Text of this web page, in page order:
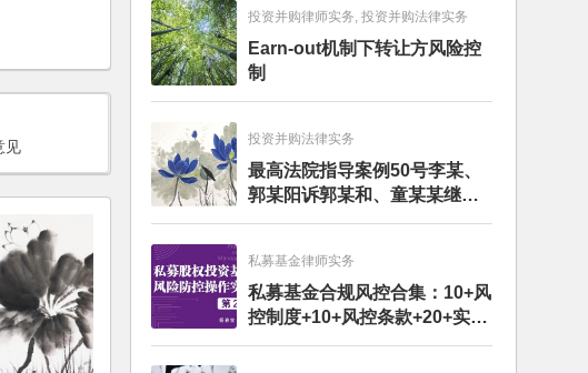
见
投资并购律师实务, 投资并购法律实务
Earn-out机制下转让方风险控
制
投资并购法律实务
最高法院指导案例50号李某、
郭某阳诉郭某和、童某某继承
纠纷案
私募基金律师实务
私募基金合规风控合集：10+风
控制度+10+风控条款+20+实务
文章+每月动态